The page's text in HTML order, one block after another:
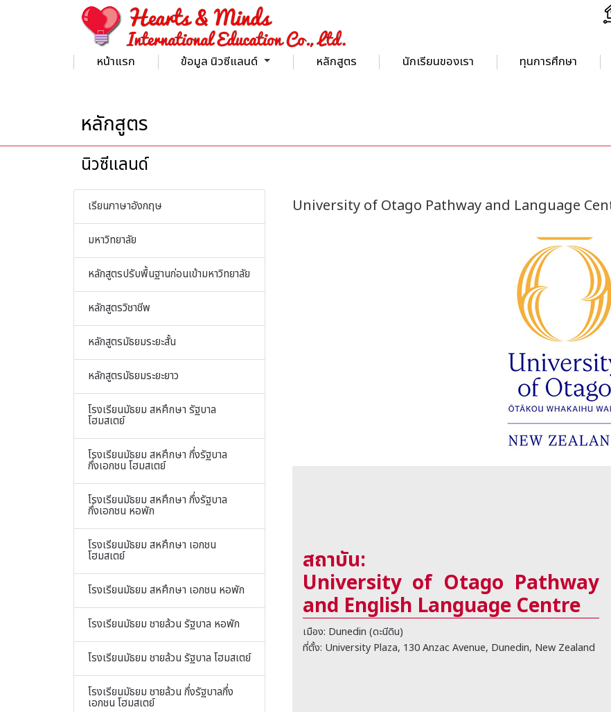
หน้าแรก ข้อมูล นิวซีแลนด์ หลักสูตร นักเรียนของเรา ทุนการศึกษา
หลักสูตร
นิวซีแลนด์
เรียนภาษาอังกฤษ
มหาวิทยาลัย
หลักสูตรปรับพื้นฐานก่อนเข้ามหาวิทยาลัย
หลักสูตรวิชาชีพ
หลักสูตรมัธยมระยะสั้น
หลักสูตรมัธยมระยะยาว
โรงเรียนมัธยม สหศึกษา รัฐบาล
โฮมสเตย์
โรงเรียนมัธยม สหศึกษา กึ่งรัฐบาล
กึ่งเอกชน โฮมสเตย์
โรงเรียนมัธยม สหศึกษา กึ่งรัฐบาล
กึ่งเอกชน หอพัก
โรงเรียนมัธยม สหศึกษา เอกชน
โฮมสเตย์
โรงเรียนมัธยม สหศึกษา เอกชน หอพัก
โรงเรียนมัธยม ชายล้วน รัฐบาล หอพัก
โรงเรียนมัธยม ชายล้วน รัฐบาล โฮมสเตย์
โรงเรียนมัธยม ชายล้วน กึ่งรัฐบาลกึ่ง
เอกชน โฮมสเตย์
University of Otago Pathway and Language
สถาบัน:
University of Otago Pathway
and English Language Centre
เมือง: Dunedin (ดะนีดิน)
ที่ตั้ง: University Plaza, 130 Anzac Avenue, Dunedin, New Zealand